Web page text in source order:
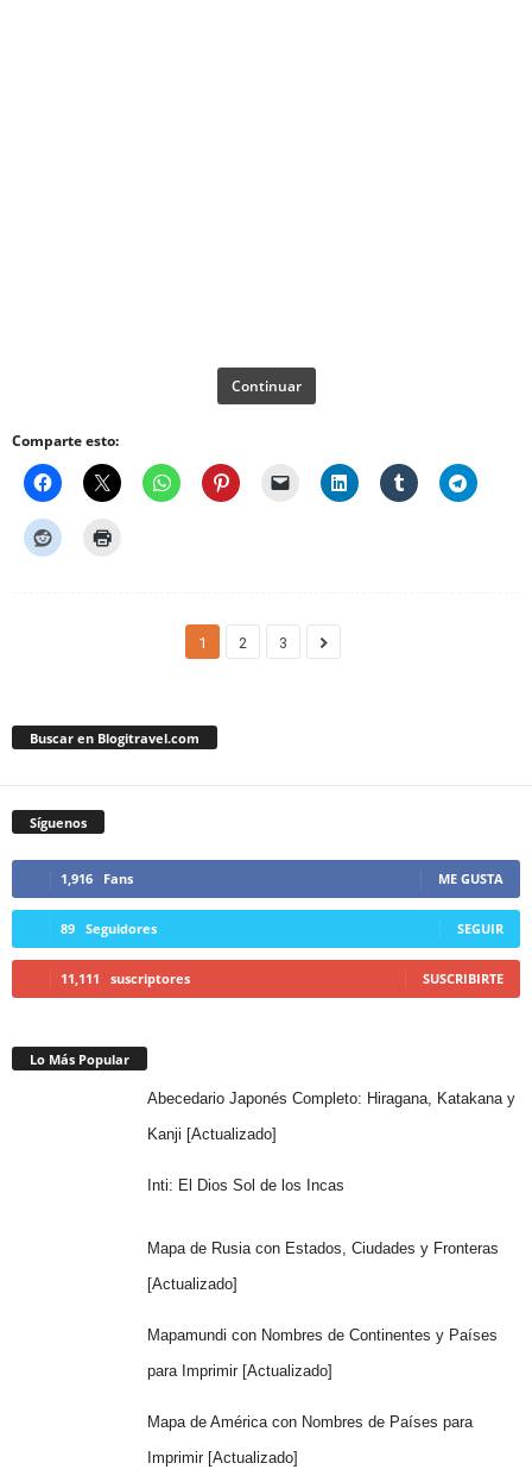
Continuar
Comparte esto:
1 2 3
Buscar en Blogitravel.com
Síguenos
1,916 Fans ME GUSTA
89 Seguidores SEGUIR
11,111 suscriptores SUSCRIBIRTE
Lo Más Popular
Abecedario Japonés Completo: Hiragana, Katakana y
Kanji [Actualizado]
Inti: El Dios Sol de los Incas
Mapa de Rusia con Estados, Ciudades y Fronteras
[Actualizado]
Mapamundi con Nombres de Continentes y Países
para Imprimir [Actualizado]
Mapa de América con Nombres de Países para
Imprimir [Actualizado]